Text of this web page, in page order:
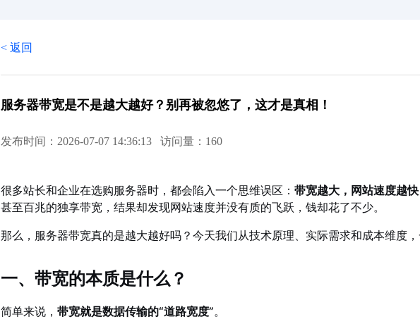
< 返回
服务器带宽是不是越大越好？别再被忽悠了，这才是真相！
发布时间：2026-07-07 14:36:13 访问量：160
很多站长和企业在选购服务器时，都会陷入一个思维误区： 带宽越大，网站速度越
甚至百兆的独享带宽，结果却发现网站速度并没有质的飞跃，钱却花了不少。
那么，服务器带宽真的是越大越好吗？今天我们从技术原理、实际需求和成本维度
一、带宽的本质是什么？
简单来说， 带宽就是数据传输的“道路宽度”。